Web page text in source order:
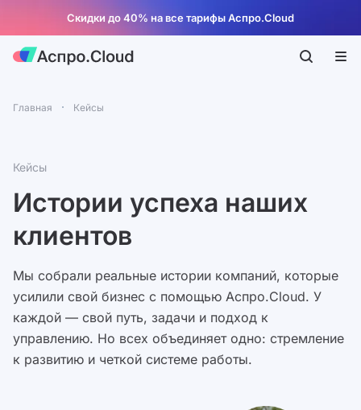
Скидки до 40% на все тарифы Аспро.Cloud
Главная Кейсы
Кейсы
Истории успеха наших
клиентов
Мы собрали реальные истории компаний, которые
усилили свой бизнес с помощью Аспро.Cloud. У
каждой — свой путь, задачи и подход к
управлению. Но всех объединяет одно: стремление
к развитию и четкой системе работы.